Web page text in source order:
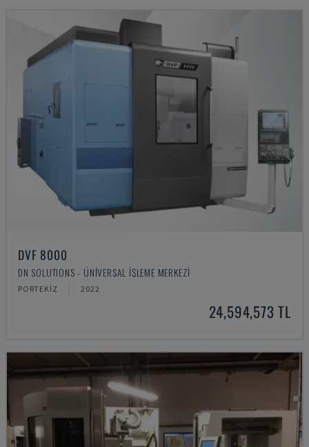
DVF 8000
DN SOLUTIONS - ÜNIVERSAL İŞLEME MERKEZI
PORTEKIZ 2022
24,594,573 TL